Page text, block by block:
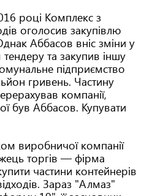
році Комплекс з
оголосив закупівлю
Аббасов вніс зміни у
та закупив іншу
підприємство
гривень. Частину
компанії,
був Аббасов. Купувати
виробничої компанії
торгів — фірма
частини контейнерів
Зараз "Алмаз"